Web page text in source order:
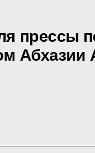
прессы
Абхазии